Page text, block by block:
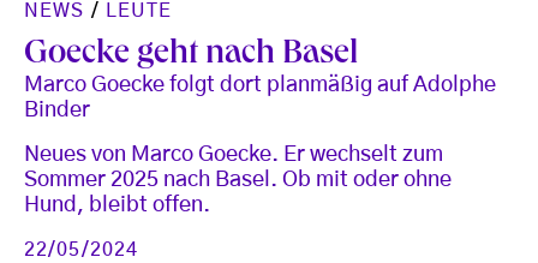
NEWS / LEUTE
Goecke geht nach Basel
Marco Goecke folgt dort planmäßig auf Adolphe
Binder
Neues von Marco Goecke. Er wechselt zum
Sommer 2025 nach Basel. Ob mit oder ohne
Hund, bleibt offen.
22/05/2024